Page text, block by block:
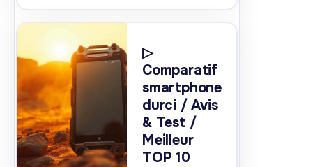
▷
Comparatif
smartphone
durci / Avis
& Test /
Meilleur
TOP 10